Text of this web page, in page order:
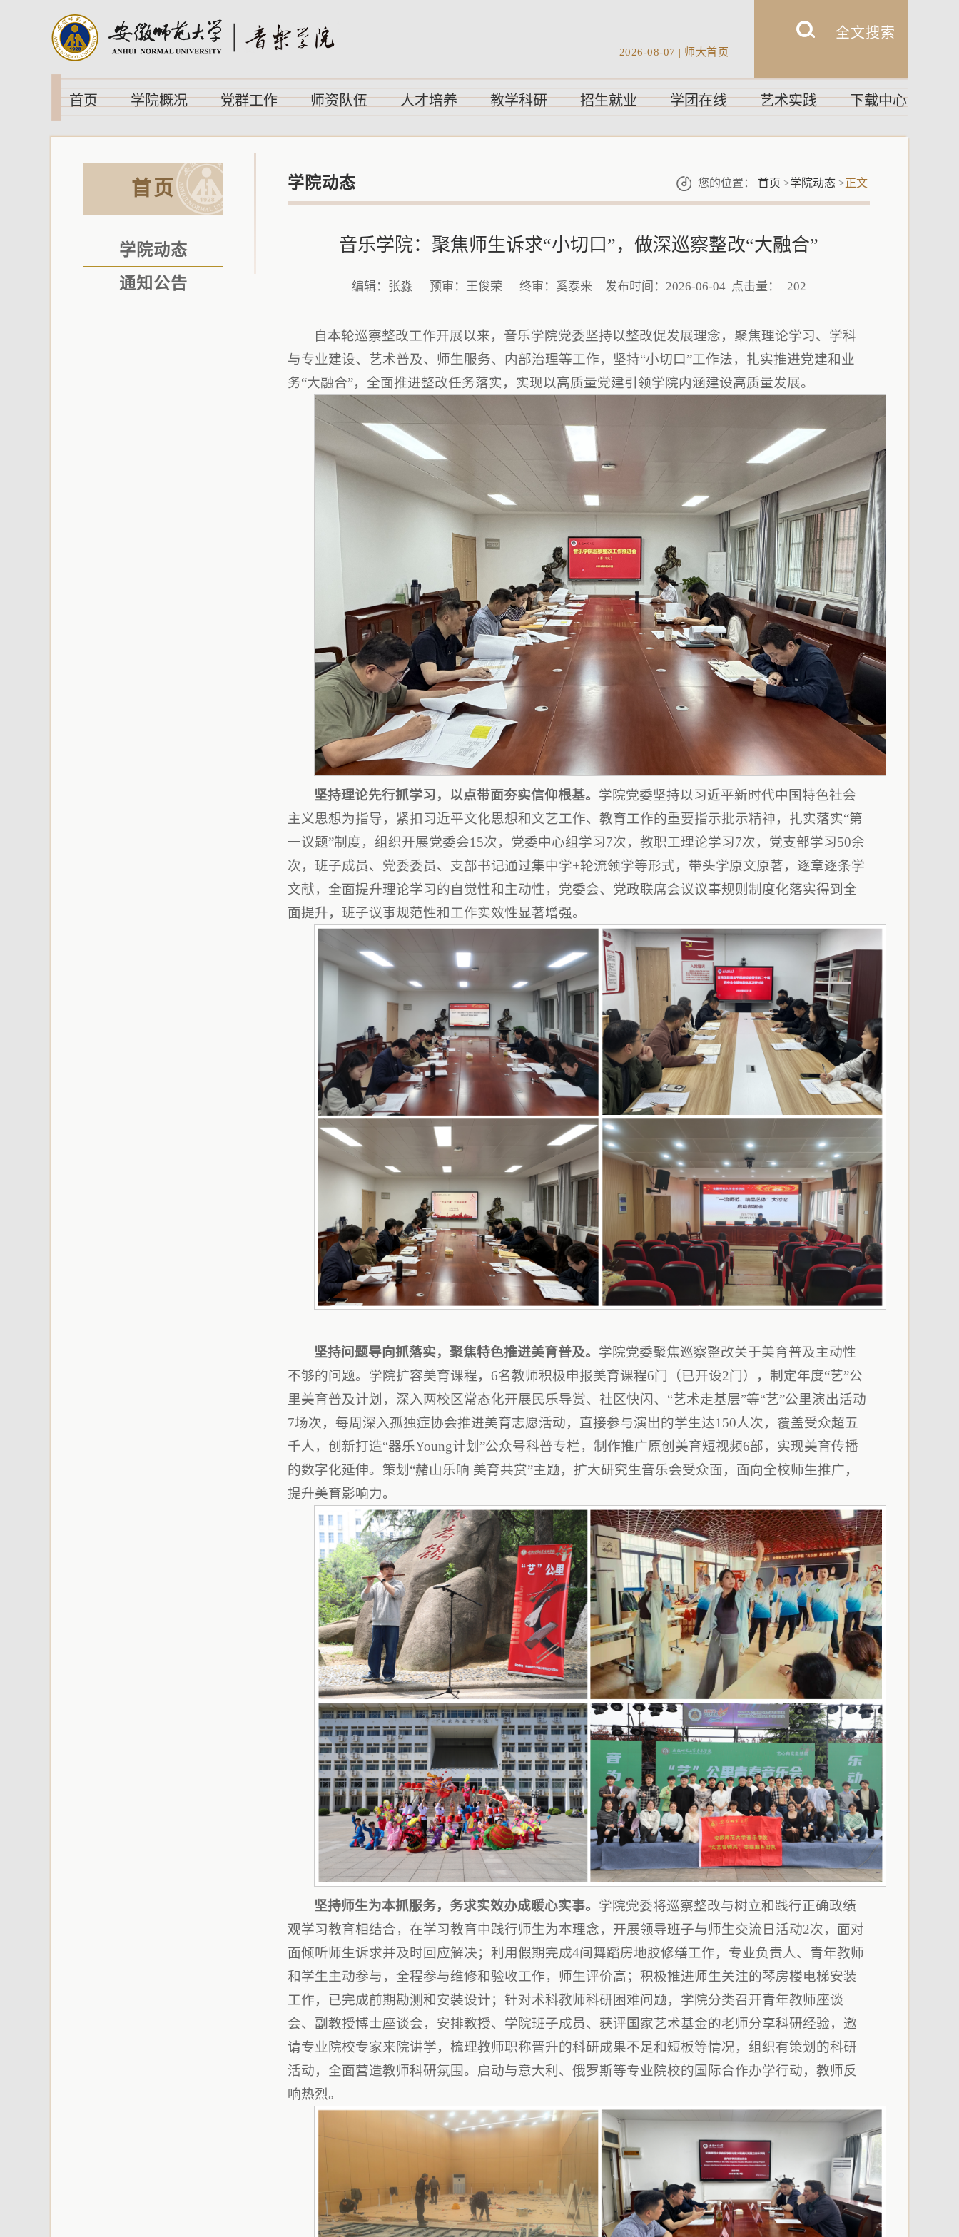
2026-08-07 | 师大首页
首页 学院概况 党群工作 师资队伍 人才培养 教学科研 招生就业 学团在线 艺术实践 下载中心
首页
学院动态
通知公告
学院动态 您的位置： 首页 >学院动态 >正文
音乐学院：聚焦师生诉求“小切口”，做深巡察整改“大融合”
编辑：张淼 预审：王俊荣 终审：奚泰来 发布时间：2026-06-04 点击量： 202
自本轮巡察整改工作开展以来，音乐学院党委坚持以整改促发展理念，聚焦理论学习、学科
与专业建设、艺术普及、师生服务、内部治理等工作，坚持“小切口”工作法，扎实推进党建和业
务“大融合”，全面推进整改任务落实，实现以高质量党建引领学院内涵建设高质量发展。
坚持理论先行抓学习，以点带面夯实信仰根基。 学院党委坚持以习近平新时代中国特色社会
主义思想为指导，紧扣习近平文化思想和文艺工作、教育工作的重要指示批示精神，扎实落实“第
一议题”制度，组织开展党委会15次，党委中心组学习7次，教职工理论学习7次，党支部学习50余
次，班子成员、党委委员、支部书记通过集中学+轮流领学等形式，带头学原文原著，逐章逐条学
文献，全面提升理论学习的自觉性和主动性，党委会、党政联席会议议事规则制度化落实得到全
面提升，班子议事规范性和工作实效性显著增强。
坚持问题导向抓落实，聚焦特色推进美育普及。 学院党委聚焦巡察整改关于美育普及主动性
不够的问题。学院扩容美育课程，6名教师积极申报美育课程6门（已开设2门），制定年度“艺”公
里美育普及计划，深入两校区常态化开展民乐导赏、社区快闪、“艺术走基层”等“艺”公里演出活动
7场次，每周深入孤独症协会推进美育志愿活动，直接参与演出的学生达150人次，覆盖受众超五
千人，创新打造“器乐Young计划”公众号科普专栏，制作推广原创美育短视频6部，实现美育传播
的数字化延伸。策划“赭山乐响 美育共赏”主题，扩大研究生音乐会受众面，面向全校师生推广，
提升美育影响力。
坚持师生为本抓服务，务求实效办成暖心实事。 学院党委将巡察整改与树立和践行正确政绩
观学习教育相结合，在学习教育中践行师生为本理念，开展领导班子与师生交流日活动2次，面对
面倾听师生诉求并及时回应解决；利用假期完成4间舞蹈房地胶修缮工作，专业负责人、青年教师
和学生主动参与，全程参与维修和验收工作，师生评价高；积极推进师生关注的琴房楼电梯安装
工作，已完成前期勘测和安装设计；针对术科教师科研困难问题，学院分类召开青年教师座谈
会、副教授博士座谈会，安排教授、学院班子成员、获评国家艺术基金的老师分享科研经验，邀
请专业院校专家来院讲学，梳理教师职称晋升的科研成果不足和短板等情况，组织有策划的科研
活动，全面营造教师科研氛围。启动与意大利、俄罗斯等专业院校的国际合作办学行动，教师反
响热烈。